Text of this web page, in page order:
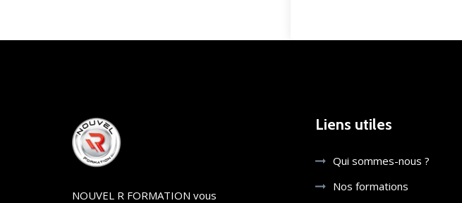
NOUVEL R FORMATION vous
Liens utiles
Qui sommes-nous ?
Nos formations